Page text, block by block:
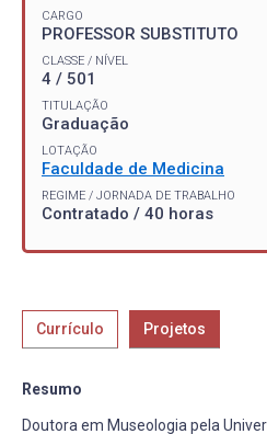
CARGO
PROFESSOR SUBSTITUTO
CLASSE / NÍVEL
4 / 501
TITULAÇÃO
Graduação
LOTAÇÃO
Faculdade de Medicina
REGIME / JORNADA DE TRABALHO
Contratado / 40 horas
Currículo Projetos
Resumo
Doutora em Museologia pela